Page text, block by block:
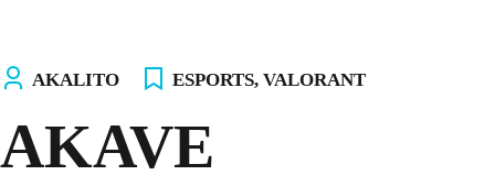
AKALITO ESPORTS, VALORANT
AKAVE